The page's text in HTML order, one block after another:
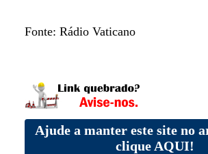
Fonte: Rádio Vaticano
Ajude a manter este site no
clique AQUI!